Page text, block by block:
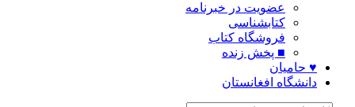
عضویت در خبرنامه
کتابشناسی
فروشگاه کتاب
■ پخش زنده
♥ حامیان
دانشگاه افغانستان